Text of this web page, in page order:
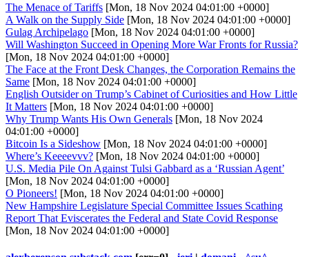
The Menace of Tariffs [Mon, 18 Nov 2024 04:01:00 +0000]
A Walk on the Supply Side [Mon, 18 Nov 2024 04:01:00 +0000]
Gulag Archipelago [Mon, 18 Nov 2024 04:01:00 +0000]
Will Washington Succeed in Opening More War Fronts for Russia?
[Mon, 18 Nov 2024 04:01:00 +0000]
The Face at the Front Desk Changes, the Corporation Remains the
Same [Mon, 18 Nov 2024 04:01:00 +0000]
English Outsider on Trump’s Cabinet of Curiosities and How Little
It Matters [Mon, 18 Nov 2024 04:01:00 +0000]
Why Trump Wants His Own Generals [Mon, 18 Nov 2024
04:01:00 +0000]
Bitcoin Is a Sideshow [Mon, 18 Nov 2024 04:01:00 +0000]
Where’s Keeeevvv? [Mon, 18 Nov 2024 04:01:00 +0000]
U.S. Media Pile On Against Tulsi Gabbard as a ‘Russian Agent’
[Mon, 18 Nov 2024 04:01:00 +0000]
O Pioneers! [Mon, 18 Nov 2024 04:01:00 +0000]
New Hampshire Legislature Special Committee Issues Scathing
Report That Eviscerates the Federal and State Covid Response
[Mon, 18 Nov 2024 04:01:00 +0000]